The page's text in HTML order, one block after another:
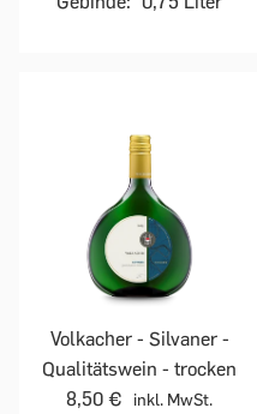
Volkacher - Silvaner -
Qualitätswein - trocken
8,50 €
inkl. MwSt.